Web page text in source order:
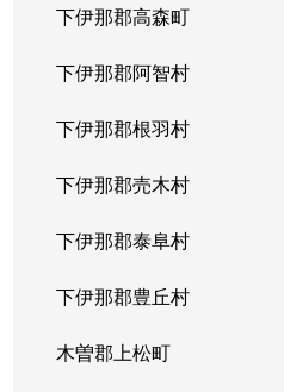
下伊那郡高森町
下伊那郡阿智村
下伊那郡根羽村
下伊那郡売木村
下伊那郡泰阜村
下伊那郡豊丘村
木曽郡上松町